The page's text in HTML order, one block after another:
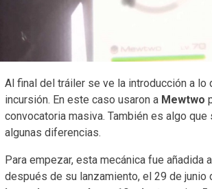
Al final del tráiler se ve la introducción a lo
incursión. En este caso usaron a Mewtwo
convocatoria masiva. También es algo que
algunas diferencias.
Para empezar, esta mecánica fue añadida
después de su lanzamiento, el 29 de junio